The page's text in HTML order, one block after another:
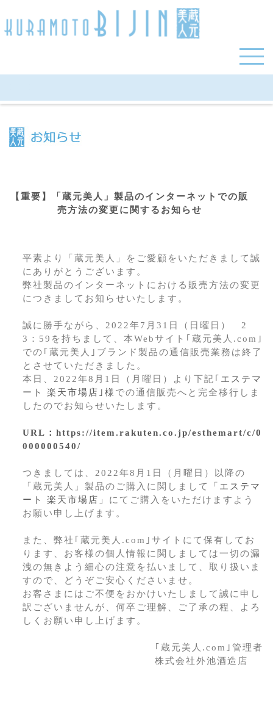
【重要】「蔵元美人」製品のインターネットでの販
売方法の変更に関するお知らせ
平素より「蔵元美人」をご愛顧をいただきまして誠
にありがとうございます。
弊社製品のインターネットにおける販売方法の変更
につきましてお知らせいたします。
誠に勝手ながら、2022年7月31日（日曜日） 2
3：59を持ちまして、本Webサイト｢蔵元美人.com｣
での｢蔵元美人｣ブランド製品の通信販売業務は終了
とさせていただきました。
本日、2022年8月1日（月曜日）より下記 ｢エステマ
ート 楽天市場店｣様 での通信販売へと完全移行しま
したのでお知らせいたします。
URL：https://item.rakuten.co.jp/esthemart/c/0
000000540/
つきましては、2022年8月1日（月曜日）以降の
「蔵元美人」製品のご購入に関しまして
「エステマ
ート 楽天市場店」 にてご購入をいただけますよう
お願い申し上げます。
また、弊社｢蔵元美人.com｣サイトにて保有してお
ります、お客様の個人情報に関しましては一切の漏
洩の無きよう細心の注意を払いまして、取り扱いま
すので、どうぞご安心くださいませ。
お客さまにはご不便をおかけいたしまして誠に申し
訳ございませんが、何卒ご理解、ご了承の程、よろ
しくお願い申し上げます。
｢蔵元美人.com｣管理者
株式会社外池酒造店